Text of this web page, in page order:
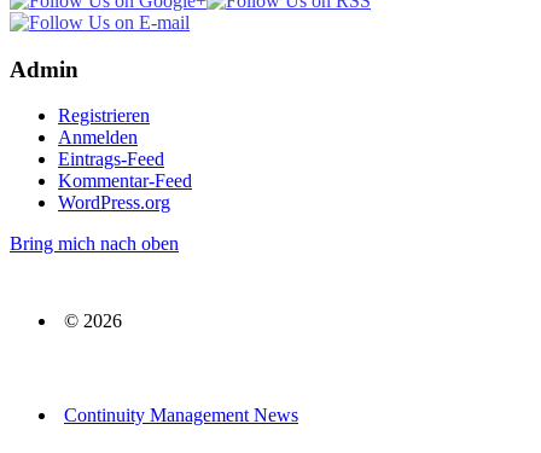
Admin
Registrieren
Anmelden
Eintrags-Feed
Kommentar-Feed
WordPress.org
Bring mich nach oben
© 2026
Continuity Management News